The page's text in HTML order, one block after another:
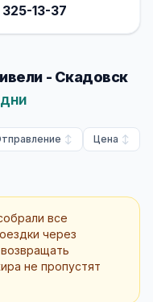
13-37
- Скадовск
Цена
все
через
не пропустят